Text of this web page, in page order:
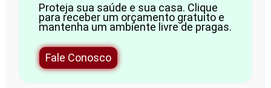
Proteja sua saúde e sua casa. Clique
para receber um orçamento gratuito e
mantenha um ambiente livre de pragas.
Fale Conosco